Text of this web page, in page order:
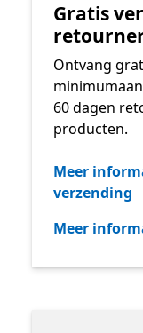
Gratis
Ontvang
60 dagen
producten.
Meer
verzending
Meer